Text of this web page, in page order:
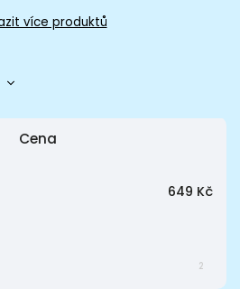
více produktů
Cena
649 Kč
2